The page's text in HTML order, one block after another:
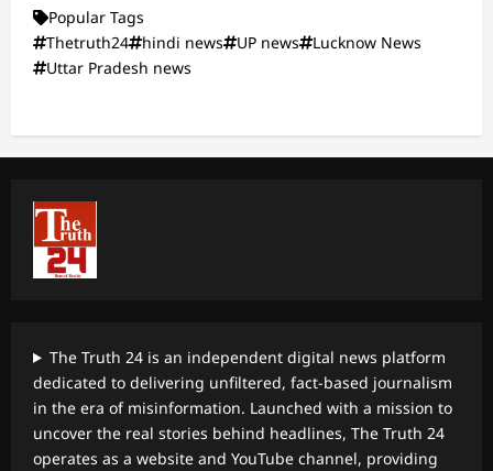
Popular Tags
Thetruth24
hindi news UP news
Lucknow News
Uttar Pradesh news
The Truth 24 is an independent digital news platform
dedicated to delivering unfiltered, fact-based journalism
in the era of misinformation. Launched with a mission to
uncover the real stories behind headlines, The Truth 24
operates as a website and YouTube channel, providing